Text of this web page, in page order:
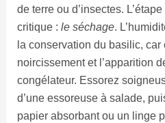
de terre ou d’insectes.
critique : le séchage.
la conservation du basilic,
noircissement et l’apparition
congélateur. Essorez
d’une essoreuse à salade,
papier absorbant ou un linge